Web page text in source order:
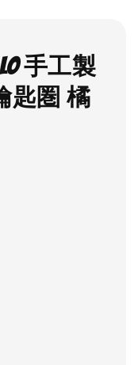
手工製
圏 橘